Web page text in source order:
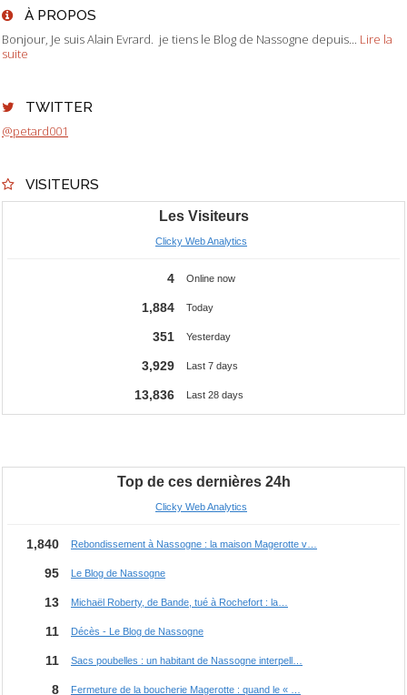
À PROPOS
Bonjour, Je suis Alain Evrard. je tiens le Blog de Nassogne depuis... Lire la
suite
TWITTER
@petard001
VISITEURS